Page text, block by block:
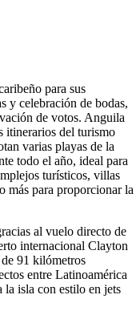
para sus
y celebración de bodas,
de votos. Anguila
itinerarios del turismo
varias playas de la
todo el año, ideal para
turísticos, villas
más para proporcionar la
al vuelo directo de
internacional Clayton
91 kilómetros
entre Latinoamérica
isla con estilo en jets